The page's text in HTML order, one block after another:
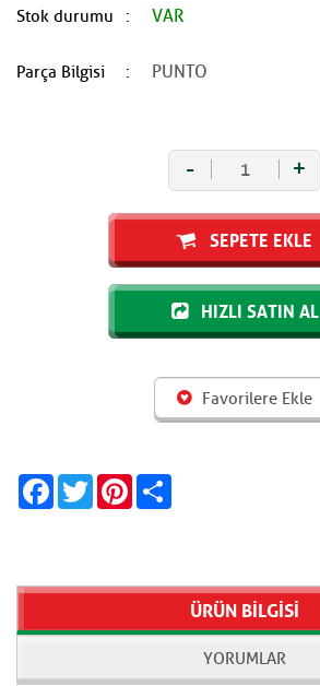
Stok durumu VAR
Parça Bilgisi PUNTO
- +
SEPETE EKLE
HIZLI SATIN AL
Favorilere Ekle
FacebookTwitterPinterest
ÜRÜN BİLGİSİ
YORUMLAR